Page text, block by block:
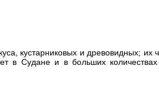
кустарниковых и древовидных; их
в Судане и в больших